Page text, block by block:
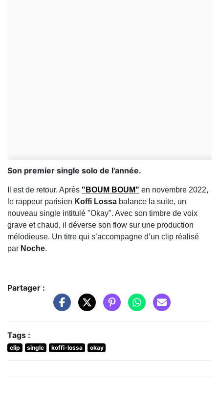
Son premier single solo de l'année.
Il est de retour. Après "BOUM BOUM" en novembre 2022,
le rappeur parisien Koffi Lossa balance la suite, un
nouveau single intitulé "Okay". Avec son timbre de voix
grave et chaud, il déverse son flow sur une production
mélodieuse. Un titre qui s’accompagne d’un clip réalisé
par Noche.
Partager :
Tags :
clip single koffi-lossa okay